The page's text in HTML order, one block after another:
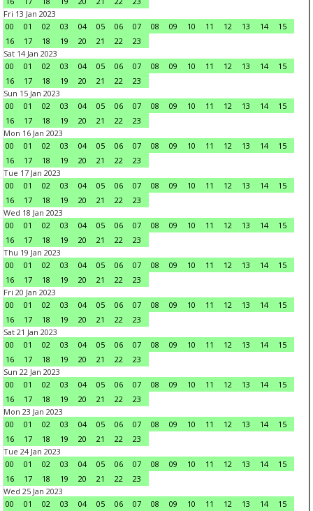
Fri 13 Jan 2023
00
01 02 03 04 05 06 07 08 09 10 11 12 13 14
15
16
17 18 19 20 21 22
23
Sat 14 Jan 2023
00
01 02 03 04 05 06 07 08 09 10 11 12 13 14
15
16
17 18 19 20 21 22
23
Sun 15 Jan 2023
00
01 02 03 04 05 06 07 08 09 10 11 12 13 14
15
16
17 18 19 20 21 22
23
Mon 16 Jan 2023
00
01 02 03 04 05 06 07 08 09 10 11 12 13 14
15
16
17 18 19 20 21 22
23
Tue 17 Jan 2023
00
01 02 03 04 05 06 07 08 09 10 11 12 13 14
15
16
17 18 19 20 21 22
23
Wed 18 Jan 2023
00
01 02 03 04 05 06 07 08 09 10 11 12 13 14
15
16
17 18 19 20 21 22
23
Thu 19 Jan 2023
00
01 02 03 04 05 06 07 08 09 10 11 12 13 14
15
16
17 18 19 20 21 22
23
Fri 20 Jan 2023
00
01 02 03 04 05 06 07 08 09 10 11 12 13 14
15
16
17 18 19 20 21 22
23
Sat 21 Jan 2023
00
01 02 03 04 05 06 07 08 09 10 11 12 13 14
15
16
17 18 19 20 21 22
23
Sun 22 Jan 2023
00
01 02 03 04 05 06 07 08 09 10 11 12 13 14
15
16
17 18 19 20 21 22
23
Mon 23 Jan 2023
00
01 02 03 04 05 06 07 08 09 10 11 12 13 14
15
16
17 18 19 20 21 22
23
Tue 24 Jan 2023
00
01 02 03 04 05 06 07 08 09 10 11 12 13 14
15
16
17 18 19 20 21 22
23
Wed 25 Jan 2023
00
01 02 03 04 05 06 07 08 09 10 11 12 13 14
15